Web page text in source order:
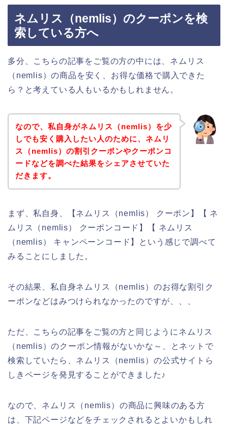
ネムリス（nemlis）のクーポンを検
索している方へ
多分、こちらの記事をご覧の方の中には、ネムリス
（nemlis）の商品を安く、お得な価格で購入できた
ら？と考えている人もいるかもしれません。
なので、私自身がネムリス（nemlis）を少
しでも安く購入したい人のために、ネムリ
ス（nemlis）の割引クーポンやクーポンコ
ードなどを調べた結果をシェアさせていた
だきます。
まず、私自身、【ネムリス（nemlis） クーポン】【 ネ
ムリス（nemlis） クーポンコード】【 ネムリス
（nemlis） キャンペーンコード】という感じで調べて
みることにしました。
その結果、私自身ネムリス（nemlis）のお得な割引ク
ーポンなどはみつけられなかったのですが、、、
ただ、こちらの記事をご覧の方と同じようにネムリス
（nemlis）のクーポン情報がないかな～、とネットで
検索していたら、ネムリス（nemlis）の公式サイトら
しきページを発見することができました♪
なので、ネムリス（nemlis）の商品に興味のある方
は、下記ページなどをチェックされるとよいかもしれ